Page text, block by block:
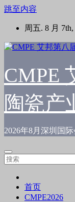
跳至内容
周五. 8 月 7th,
CMPE
陶瓷产
2026年8月深圳国
首页
CMPE2026